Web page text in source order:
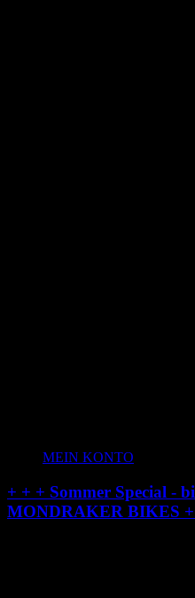
MEIN KONTO
+ + + Sommer Special -
MONDRAKER BIKES